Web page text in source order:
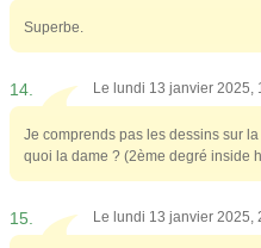
Superbe.
14. Le lundi 13 janvier 2025,
Je comprends pas les dessins sur
quoi la dame ? (2ème degré inside
15. Le lundi 13 janvier 2025,